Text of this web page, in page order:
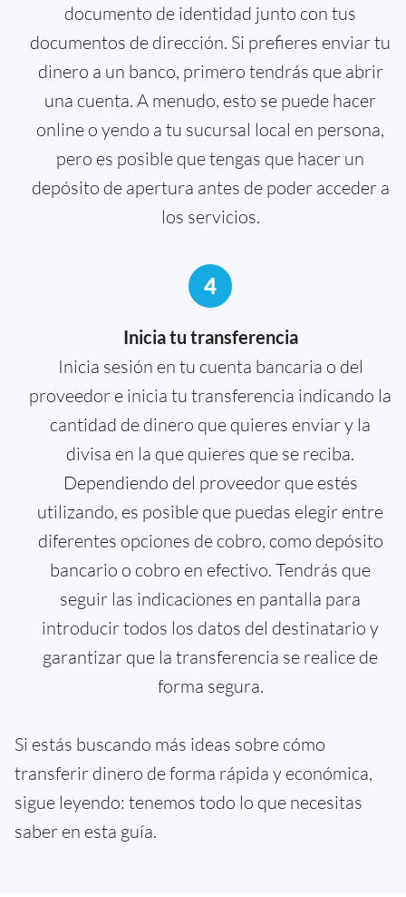
documento de identidad junto con tus
documentos de dirección. Si prefieres enviar tu
dinero a un banco, primero tendrás que abrir
una cuenta. A menudo, esto se puede hacer
online o yendo a tu sucursal local en persona,
pero es posible que tengas que hacer un
depósito de apertura antes de poder acceder a
los servicios.
4
Inicia tu transferencia
Inicia sesión en tu cuenta bancaria o del
proveedor e inicia tu transferencia indicando la
cantidad de dinero que quieres enviar y la
divisa en la que quieres que se reciba.
Dependiendo del proveedor que estés
utilizando, es posible que puedas elegir entre
diferentes opciones de cobro, como depósito
bancario o cobro en efectivo. Tendrás que
seguir las indicaciones en pantalla para
introducir todos los datos del destinatario y
garantizar que la transferencia se realice de
forma segura.
Si estás buscando más ideas sobre cómo
transferir dinero de forma rápida y económica,
sigue leyendo: tenemos todo lo que necesitas
saber en esta guía.